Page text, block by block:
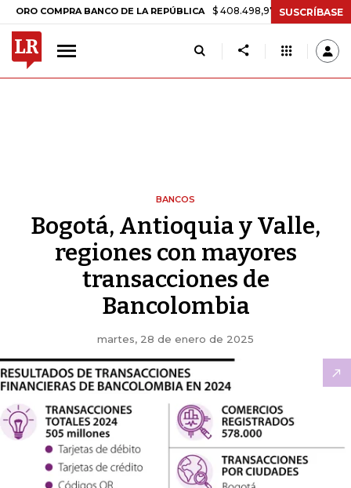
COMPRA BANCO DE LA REPÚBLICA $ 408.498,97 +$ 8.753,81 +2,19%
SUSCRÍBASE
BANCOS
Bogotá, Antioquia y Valle,
regiones con mayores
transacciones de
Bancolombia
martes, 28 de enero de 2025